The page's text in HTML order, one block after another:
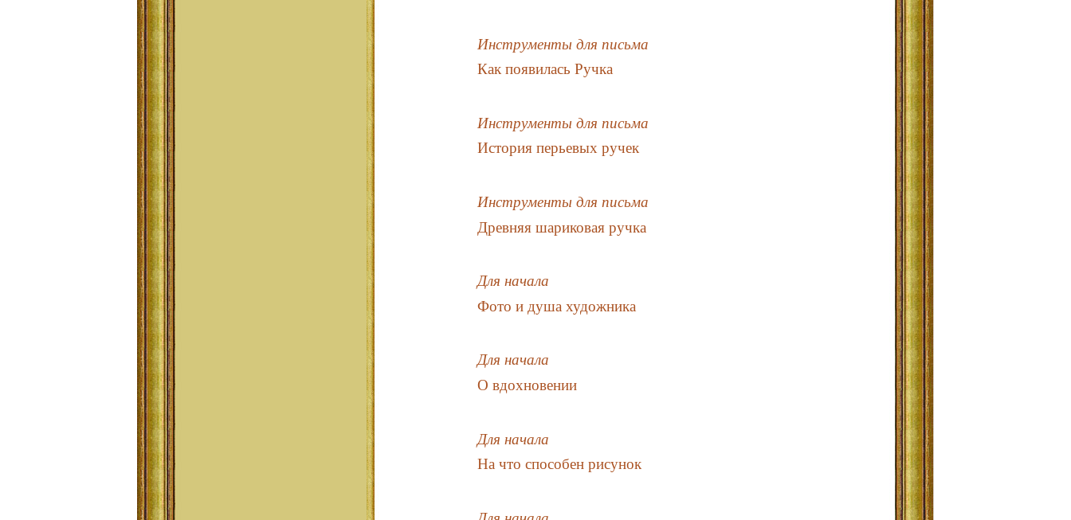
Инструменты для письма
Как появилась Ручка
Инструменты для письма
История перьевых ручек
Инструменты для письма
Древняя шариковая ручка
Для начала
Фото и душа художника
Для начала
О вдохновении
Для начала
На что способен рисунок